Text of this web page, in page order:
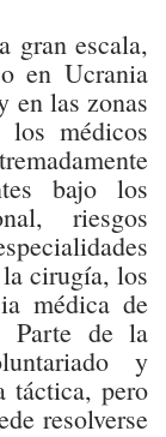
gran escala,
en Ucrania
en las zonas
médicos
bajo los
riesgos
cirugía, los
médica de
Parte de la
y
táctica, pero
resolverse